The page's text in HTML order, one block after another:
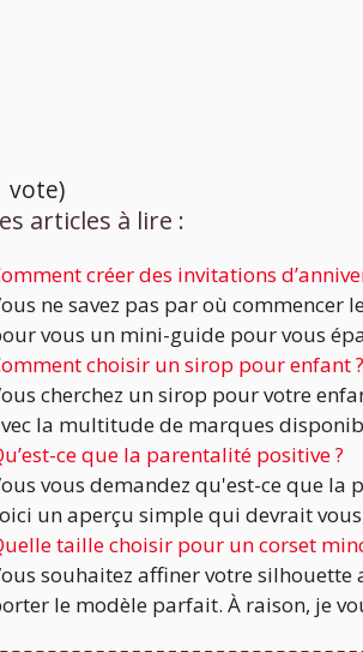
vote)
articles à lire :
créer des invitations
ne savez pas par où commencer
vous un mini-guide pour vous
choisir un sirop pour enfant ?
cherchez un sirop pour votre
la multitude de marques
ce que la parentalité positive ?
vous demandez qu'est-ce que la
un aperçu simple qui devrait
taille choisir pour un corset
souhaitez affiner votre silhouette
le modèle parfait. À raison, je